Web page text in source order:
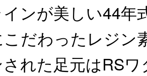
ンが美しい44年
だわったレジン
れた足元はRS